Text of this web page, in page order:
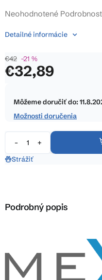
Priemerné
produktu
0,0
z
Neohodnotené
€42 –21 %
€32,89
cena:
Môžeme doručiť do:
Možnosti doručenia
Detailné informácie
Strážiť
Podrobný popis